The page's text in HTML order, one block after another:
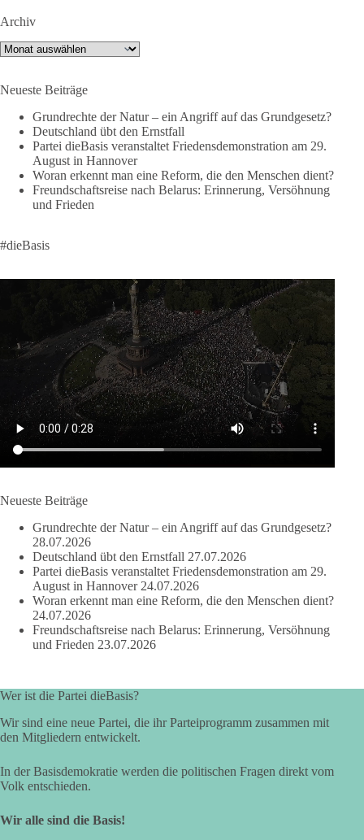
👉 Hier geht es zum vollständigen Video:
https://www.youtube.com/live/a9hOswSNg4I?
🟩🟩🟦🟦🟥🟥🟧🟧
❤️ Wir freuen uns über deine Unterstützung:
https://diebasis.de/spenden/
#dieBasis #frieden #russandistnichtunserFeind #friedenspartei
377
DieBasis
2 Tage(n) zuvor
Wusstest du, dass ein guter Antrag nicht besser oder schlechter
wird, nur weil er von einer bestimmten Partei kommt?
Sachsen-Anhalt braucht Lösungen für Schule, Pflege,
Wirtschaft, Infrastruktur und die Kommunen. Diese Probleme
werden nicht kleiner, wenn im Landtag zuerst auf Parteifarbe
und erst danach auf den Inhalt geschaut wird.
dieBasis Sachsen-Anhalt steht für Kooperation in Sachfragen.
Jeder Antrag soll danach bewertet werden, ob er dem Land
und den Menschen wirklich nützt.
Zustimmung, wenn ein Vorschlag sinnvoll ist. Ablehnung,
wenn er Sachsen-Anhalt nicht weiterbringt.
💬 Was ist dir wichtiger: der Absender eines Antrags oder das
Ergebnis für Sachsen-Anhalt?
👉 Folgen:
https://www.facebook.com/groups/diebasissachsenanhalt/
24 6 2 Auf Facebook ansehen
2 Tage(n) zuvor
Archiv
Archiv
Neueste Beiträge
Grundrechte der Natur – ein Angriff auf das Grundgesetz?
Deutschland übt den Ernstfall
Partei dieBasis veranstaltet Friedensdemonstration am 29.
August in Hannover
Woran erkennt man eine Reform, die den Menschen dient?
Freundschaftsreise nach Belarus: Erinnerung, Versöhnung
und Frieden
#dieBasis
Neueste Beiträge
Grundrechte der Natur – ein Angriff auf das Grundgesetz?
28.07.2026
Deutschland übt den Ernstfall 27.07.2026
Partei dieBasis veranstaltet Friedensdemonstration am 29.
August in Hannover 24.07.2026
Woran erkennt man eine Reform, die den Menschen dient?
24.07.2026
Freundschaftsreise nach Belarus: Erinnerung, Versöhnung
und Frieden 23.07.2026
Wer ist die Partei dieBasis?
Wir sind eine neue Partei, die ihr Parteiprogramm zusammen mit
den Mitgliedern entwickelt.
In der Basisdemokratie werden die politischen Fragen direkt vom
Volk entschieden.
Wir alle sind die Basis!